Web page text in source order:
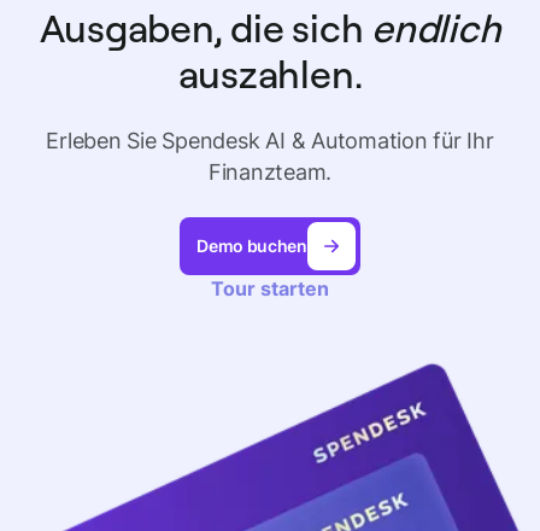
Ausgaben, die sich endlich
auszahlen.
Erleben Sie Spendesk AI & Automation für Ihr
Finanzteam.
Demo buchen
Tour starten